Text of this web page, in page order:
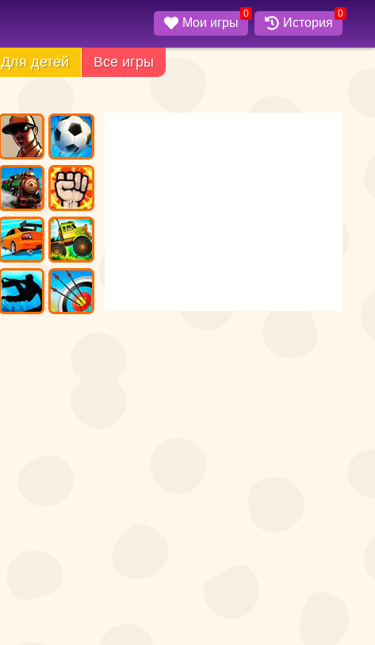
Мои игры
0
История
0
Для детей Все игры